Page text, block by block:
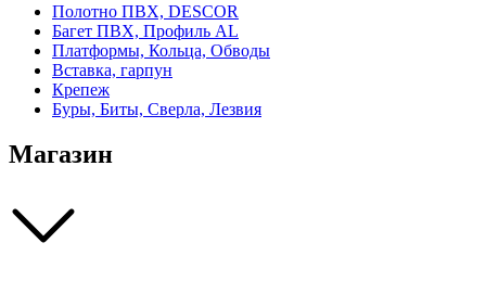
Полотно ПВХ, DESCOR
Багет ПВХ, Профиль AL
Платформы, Кольца, Обводы
Вставка, гарпун
Крепеж
Буры, Биты, Сверла, Лезвия
Магазин